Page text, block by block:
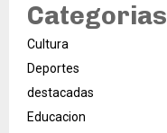
Categorias
Cultura
Deportes
destacadas
Educacion